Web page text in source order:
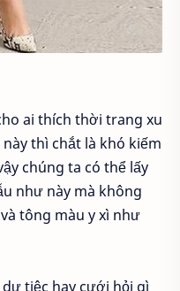
ai thích thời trang xu
thì chắt là khó kiếm
chúng ta có thể lấy
như này mà không
tông màu y xì như
tiệc hay cưới hỏi gì